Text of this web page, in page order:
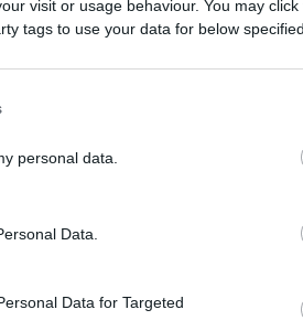
visit or usage behaviour. You may
tags to use your data for below
personal data.
Data.
Data for Targeted